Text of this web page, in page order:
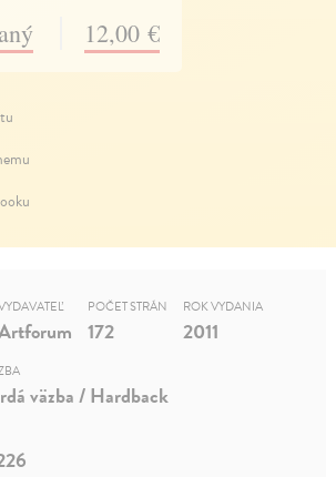
12,00 €
POČET STRÁN
172
ROK VYDANIA
2011
väzba / Hardback